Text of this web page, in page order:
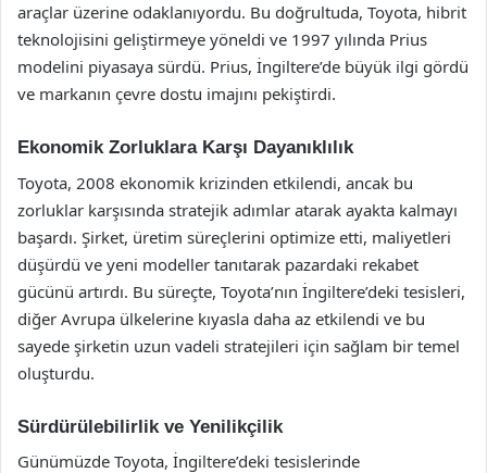
araçlar üzerine odaklanıyordu. Bu doğrultuda, Toyota, hibrit
teknolojisini geliştirmeye yöneldi ve 1997 yılında Prius
modelini piyasaya sürdü. Prius, İngiltere’de büyük ilgi gördü
ve markanın çevre dostu imajını pekiştirdi.
Ekonomik Zorluklara Karşı Dayanıklılık
Toyota, 2008 ekonomik krizinden etkilendi, ancak bu
zorluklar karşısında stratejik adımlar atarak ayakta kalmayı
başardı. Şirket, üretim süreçlerini optimize etti, maliyetleri
düşürdü ve yeni modeller tanıtarak pazardaki rekabet
gücünü artırdı. Bu süreçte, Toyota’nın İngiltere’deki tesisleri,
diğer Avrupa ülkelerine kıyasla daha az etkilendi ve bu
sayede şirketin uzun vadeli stratejileri için sağlam bir temel
oluşturdu.
Sürdürülebilirlik ve Yenilikçilik
Günümüzde Toyota, İngiltere’deki tesislerinde